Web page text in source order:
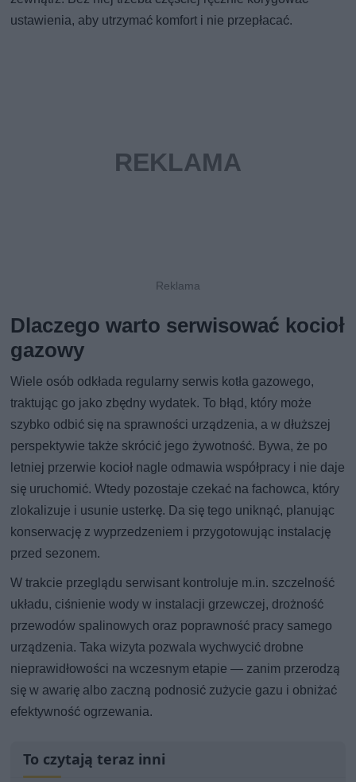
ustawienia, aby utrzymać komfort i nie przepłacać.
Dlaczego warto serwisować kocioł
gazowy
Wiele osób odkłada regularny serwis kotła gazowego,
traktując go jako zbędny wydatek. To błąd, który może
szybko odbić się na sprawności urządzenia, a w dłuższej
perspektywie także skrócić jego żywotność. Bywa, że po
letniej przerwie kocioł nagle odmawia współpracy i nie daje
się uruchomić. Wtedy pozostaje czekać na fachowca, który
zlokalizuje i usunie usterkę. Da się tego uniknąć, planując
konserwację z wyprzedzeniem i przygotowując instalację
przed sezonem.
W trakcie przeglądu serwisant kontroluje m.in. szczelność
układu, ciśnienie wody w instalacji grzewczej, drożność
przewodów spalinowych oraz poprawność pracy samego
urządzenia. Taka wizyta pozwala wychwycić drobne
nieprawidłowości na wczesnym etapie — zanim przerodzą
się w awarię albo zaczną podnosić zużycie gazu i obniżać
efektywność ogrzewania.
To czytają teraz inni